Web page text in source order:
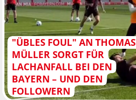
"ÜBLES FOUL" AN THOMAS
MÜLLER SORGT FÜR
LACHANFALL BEI DEN
BAYERN – UND DEN
FOLLOWERN